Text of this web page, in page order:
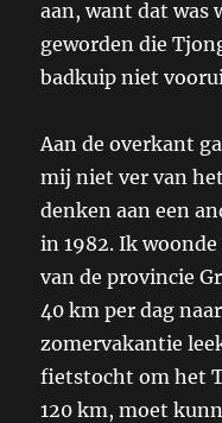
aan, want dat was
geworden die
badkuip niet
Aan de overkant
mij niet ver van
denken aan een
in 1982. Ik
van de provincie
40 km per dag
zomervakantie
fietstocht om het
120 km, moet